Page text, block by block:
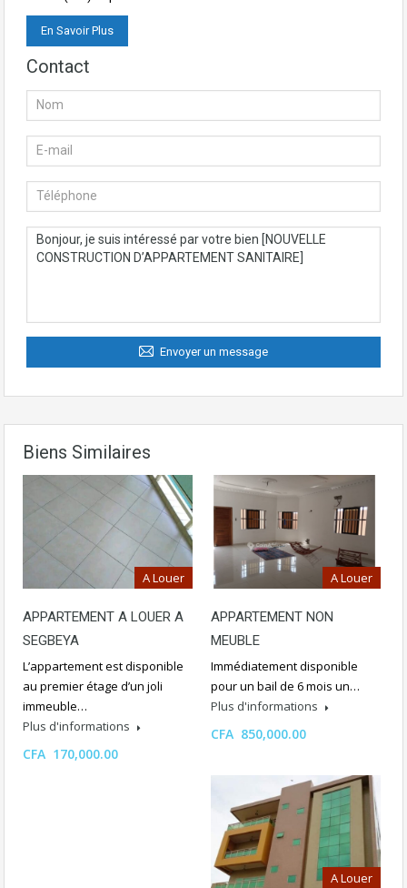
En Savoir Plus
Contact
Envoyer un message
Biens Similaires
A Louer
APPARTEMENT A LOUER A
SEGBEYA
L’appartement est disponible
au premier étage d’un joli
immeuble…
Plus d'informations
CFA 170,000.00
A Louer
APPARTEMENT NON
MEUBLE
Immédiatement disponible
pour un bail de 6 mois un…
Plus d'informations
CFA 850,000.00
A Louer